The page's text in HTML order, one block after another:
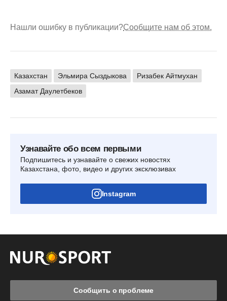
Нашли ошибку в публикации?Сообщите нам об этом.
Казахстан Эльмира Сыздыкова
Ризабек Айтмухан
Азамат Даулетбеков
Узнавайте обо всем первыми
Подпишитесь и узнавайте о свежих новостях
Казахстана, фото, видео и других эксклюзивах
Instagram
Сообщить о проблеме